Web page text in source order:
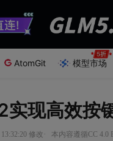
AtomGit 模型市场
现高效按
修改 · 本内容遵循CC 4.0